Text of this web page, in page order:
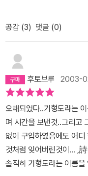
시들을 좋아하는 내 취향
않다. 그의 전체 작품에 드
사들은 많은 독자들에게
기대어 이 책을 산 사람들
도 생길 것이다. 책 자체의
시와 미발표 시, 그리고
다양한 글들을 모두 한권
했던 분들에게는 구매욕
비해 가격도 싼 편이어서
분들은 그의 시집보다 이
난 '기형도 전집'을 읽었다
어 있는 종합 선물 세트.
식이 아니냐고 물어본다.
시, 소설, 산문, 자료 등이
다운 디자인으로 구성되
자가 책갈피 사이사이로
까지 점등되어 있는 가로
수 없다.'안개' '대학시절' '
뼈' '쓸쓸하고 장엄한 노래
들어온 그의 이름값은 책
있었다. 처음 접해본 그의
은 경험에서 나온 것 같아
공감 (3) 댓글 (0)
후토브루 2003-
오래되었다..기형도라는
며 시간을 보낸것..그리고
없이 구입하였음에도 어
것처럼 잊어버린것이... ,
솔직히 기형도라는 이름